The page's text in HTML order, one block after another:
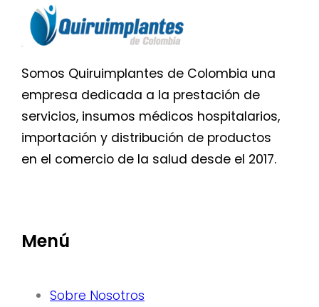
Somos Quiruimplantes de Colombia una
empresa dedicada a la prestación de
servicios, insumos médicos hospitalarios,
importación y distribución de productos
en el comercio de la salud desde el 2017.
Menú
Sobre Nosotros